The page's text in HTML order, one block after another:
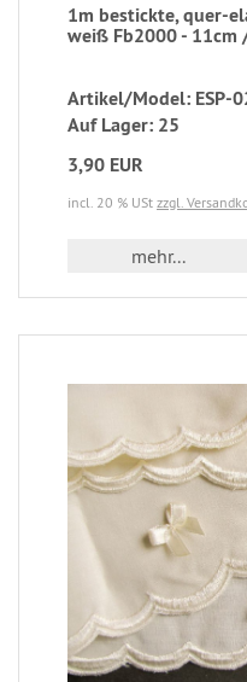
1m bestickte, quer-
weiß Fb2000 - 11cm
Artikel/Model: ESP-
Auf Lager: 25
3,90 EUR
incl. 20 % USt zzgl.
mehr...